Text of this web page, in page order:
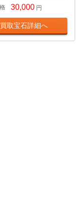
30,000 円
買取宝石詳細へ